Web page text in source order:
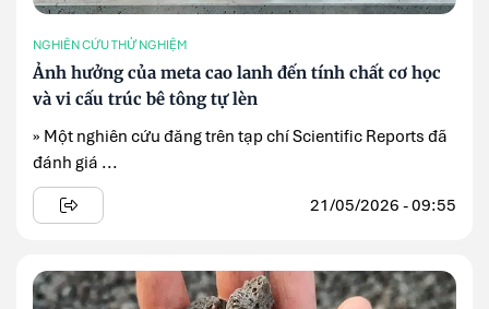
NGHIÊN CỨU THỬ NGHIỆM
Ảnh hưởng của meta cao lanh đến tính chất cơ học
và vi cấu trúc bê tông tự lèn
» Một nghiên cứu đăng trên tạp chí Scientific Reports đã
đánh giá ...
21/05/2026 - 09:55